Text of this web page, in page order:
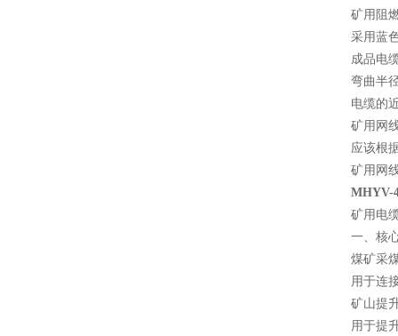
矿用阻
采用蓝
成品电
弯曲半
电缆的
矿用网
应该根
矿用网
MHYV-
矿用电
一、核
煤矿采
用于连
矿山提
用于提